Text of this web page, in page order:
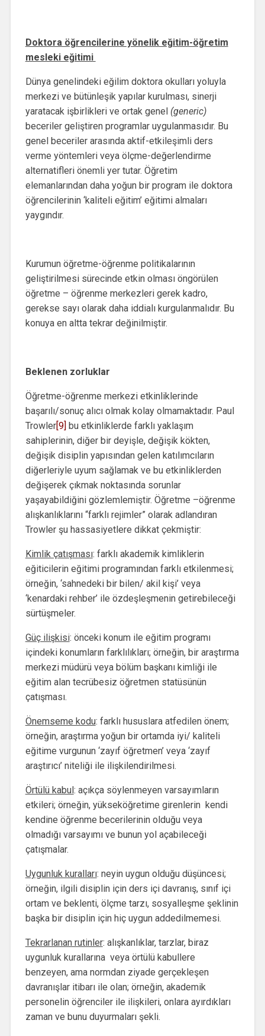
Doktora öğrencilerine yönelik eğitim-öğretim
mesleki eğitimi
Dünya genelindeki eğilim doktora okulları yoluyla
merkezi ve bütünleşik yapılar kurulması, sinerji
yaratacak işbirlikleri ve ortak genel (generic)
beceriler geliştiren programlar uygulanmasıdır. Bu
genel beceriler arasında aktif-etkileşimli ders
verme yöntemleri veya ölçme-değerlendirme
alternatifleri önemli yer tutar. Öğretim
elemanlarından daha yoğun bir program ile doktora
öğrencilerinin ‘kaliteli eğitim’ eğitimi almaları
yaygındır.
Kurumun öğretme-öğrenme politikalarının
geliştirilmesi sürecinde etkin olması öngörülen
öğretme – öğrenme merkezleri gerek kadro,
gerekse sayı olarak daha iddialı kurgulanmalıdır. Bu
konuya en altta tekrar değinilmiştir.
Beklenen zorluklar
Öğretme-öğrenme merkezi etkinliklerinde
başarılı/sonuç alıcı olmak kolay olmamaktadır. Paul
Trowler[9] bu etkinliklerde farklı yaklaşım
sahiplerinin, diğer bir deyişle, değişik kökten,
değişik disiplin yapısından gelen katılımcıların
diğerleriyle uyum sağlamak ve bu etkinliklerden
değişerek çıkmak noktasında sorunlar
yaşayabildiğini gözlemlemiştir. Öğretme –öğrenme
alışkanlıklarını “farklı rejimler” olarak adlandıran
Trowler şu hassasiyetlere dikkat çekmiştir:
Kimlik çatışması: farklı akademik kimliklerin
eğiticilerin eğitimi programından farklı etkilenmesi;
örneğin, ‘sahnedeki bir bilen/ akil kişi’ veya
‘kenardaki rehber’ ile özdeşleşmenin getirebileceği
sürtüşmeler.
Güç ilişkisi: önceki konum ile eğitim programı
içindeki konumların farklılıkları; örneğin, bir araştırma
merkezi müdürü veya bölüm başkanı kimliği ile
eğitim alan tecrübesiz öğretmen statüsünün
çatışması.
Önemseme kodu: farklı hususlara atfedilen önem;
örneğin, araştırma yoğun bir ortamda iyi/ kaliteli
eğitime vurgunun ‘zayıf öğretmen’ veya ‘zayıf
araştırıcı’ niteliği ile ilişkilendirilmesi.
Örtülü kabul: açıkça söylenmeyen varsayımların
etkileri; örneğin, yükseköğretime girenlerin kendi
kendine öğrenme becerilerinin olduğu veya
olmadığı varsayımı ve bunun yol açabileceği
çatışmalar.
Uygunluk kuralları: neyin uygun olduğu düşüncesi;
örneğin, ilgili disiplin için ders içi davranış, sınıf içi
ortam ve beklenti, ölçme tarzı, sosyalleşme şeklinin
başka bir disiplin için hiç uygun addedilmemesi.
Tekrarlanan rutinler: alışkanlıklar, tarzlar, biraz
uygunluk kurallarına veya örtülü kabullere
benzeyen, ama normdan ziyade gerçekleşen
davranışlar itibarı ile olan; örneğin, akademik
personelin öğrenciler ile ilişkileri, onlara ayırdıkları
zaman ve bunu duyurmaları şekli.